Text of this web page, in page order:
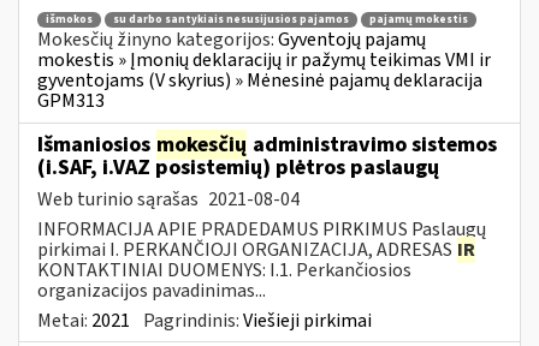
išmokos su darbo santykiais nesusijusios pajamos pajamų mokestis
Mokesčių žinyno kategorijos:Gyventojų pajamų
mokestis » Įmonių deklaracijų ir pažymų teikimas VMI ir
gyventojams (V skyrius) » Mėnesinė pajamų deklaracija
GPM313
Išmaniosios mokesčių administravimo sistemos
(i.SAF, i.VAZ posistemių) plėtros paslaugų
Web turinio sąrašas 2021-08-04
INFORMACIJA APIE PRADEDAMUS PIRKIMUS Paslaugų
pirkimai I. PERKANČIOJI ORGANIZACIJA, ADRESAS IR
KONTAKTINIAI DUOMENYS: I.1. Perkančiosios
organizacijos pavadinimas...
Metai: 2021 Pagrindinis:Viešieji pirkimai